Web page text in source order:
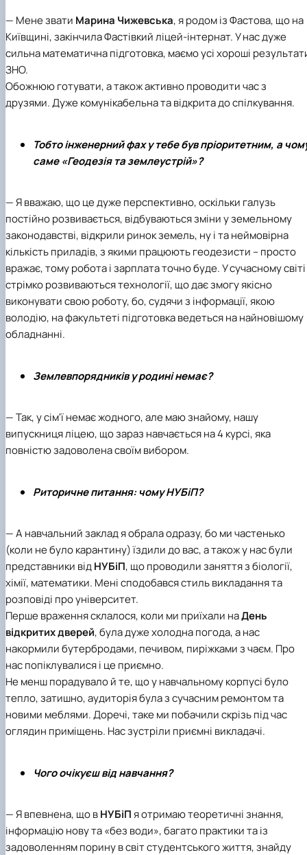
— Мене звати Марина Чижевська, я родом із Фастова, що на
Київщині, закінчила Фастівкий ліцей-інтернат. У нас дуже
сильна математична підготовка, маємо усі хороші
ЗНО.
Обожнюю готувати, а також активно проводити час з
друзями. Дуже комунікабельна та відкрита до спілкування.
Тобто інженерний фах у тебе був пріоритетним, а
саме «Геодезія та землеустрій»?
— Я вважаю, що це дуже перспективно, оскільки галузь
постійно розвивається, відбуваються зміни у земельному
законодавстві, відкрили ринок земель, ну і та неймовірна
кількість приладів, з якими працюють геодезисти – просто
вражає, тому робота і зарплата точно буде. У сучасному світі
стрімко розвиваються технології, що дає змогу якісно
виконувати свою роботу, бо, судячи з інформації, якою
володію, на факультеті підготовка ведеться на найновішому
обладнанні.
Землевпорядників у родині немає?
— Так, у сім'ї немає жодного, але маю знайому, нашу
випускниця ліцею, що зараз навчається на 4 курсі, яка
повністю задоволена своїм вибором.
Риторичне питання: чому НУБіП?
— А навчальний заклад я обрала одразу, бо ми частенько
(коли не було карантину) їздили до вас, а також у нас були
представники відНУБіП, що проводили заняття з біології,
хімії, математики. Мені сподобався стиль викладання та
розповіді про університет.
Перше враження склалося, коли ми приїхали наДень
відкритих дверей, була дуже холодна погода, а нас
накормили бутербродами, печивом, пиріжками з чаєм. Про
нас попіклувалися і це приємно.
Не менш порадувало й те, що у навчальному корпусі було
тепло, затишно, аудиторія була з сучасним ремонтом та
новими меблями. Доречі, таке ми побачили скрізь під час
оглядин приміщень. Нас зустріли приємні викладачі.
Чого очікуєш від навчання?
— Я впевнена, що вНУБіПя отримаю теоретичні знання,
інформацію нову та «без води», багато практики та із
задоволенням порину в світ студентського життя, знайду